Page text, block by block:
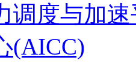
调度与加
(AICC)